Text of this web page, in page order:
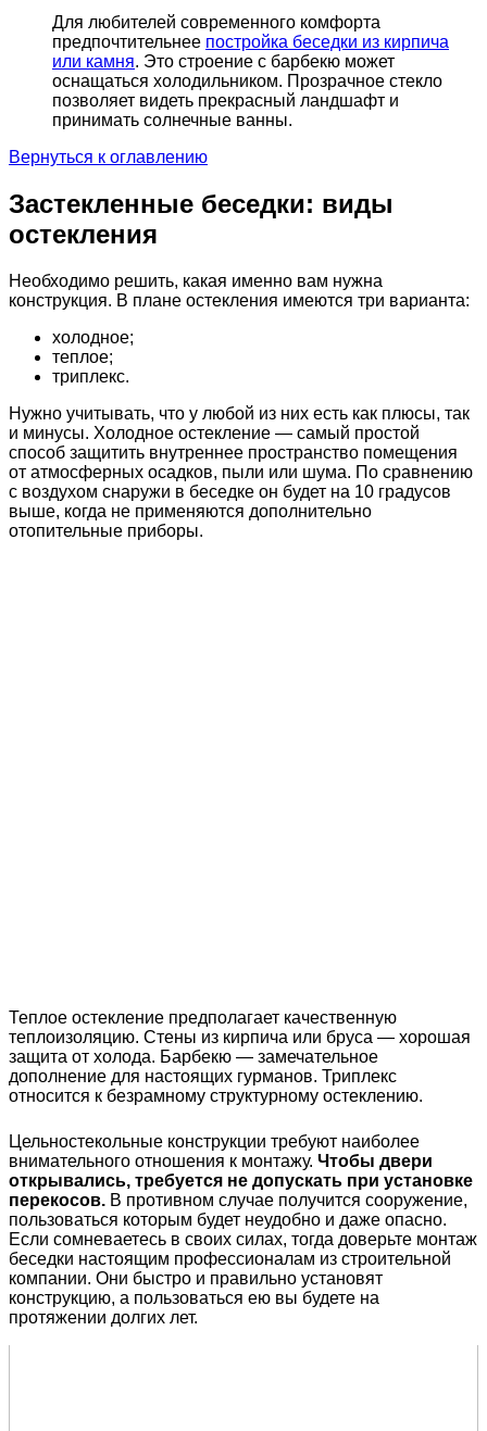
Для любителей современного комфорта
предпочтительнее постройка беседки из кирпича
или камня. Это строение с барбекю может
оснащаться холодильником. Прозрачное стекло
позволяет видеть прекрасный ландшафт и
принимать солнечные ванны.
Вернуться к оглавлению
Застекленные беседки: виды
остекления
Необходимо решить, какая именно вам нужна
конструкция. В плане остекления имеются три варианта:
холодное;
теплое;
триплекс.
Нужно учитывать, что у любой из них есть как плюсы, так
и минусы. Холодное остекление — самый простой
способ защитить внутреннее пространство помещения
от атмосферных осадков, пыли или шума. По сравнению
с воздухом снаружи в беседке он будет на 10 градусов
выше, когда не применяются дополнительно
отопительные приборы.
Теплое остекление предполагает качественную
теплоизоляцию. Стены из кирпича или бруса — хорошая
защита от холода. Барбекю — замечательное
дополнение для настоящих гурманов. Триплекс
относится к безрамному структурному остеклению.
Цельностекольные конструкции требуют наиболее
внимательного отношения к монтажу. Чтобы двери
открывались, требуется не допускать при установке
перекосов. В противном случае получится сооружение,
пользоваться которым будет неудобно и даже опасно.
Если сомневаетесь в своих силах, тогда доверьте монтаж
беседки настоящим профессионалам из строительной
компании. Они быстро и правильно установят
конструкцию, а пользоваться ею вы будете на
протяжении долгих лет.